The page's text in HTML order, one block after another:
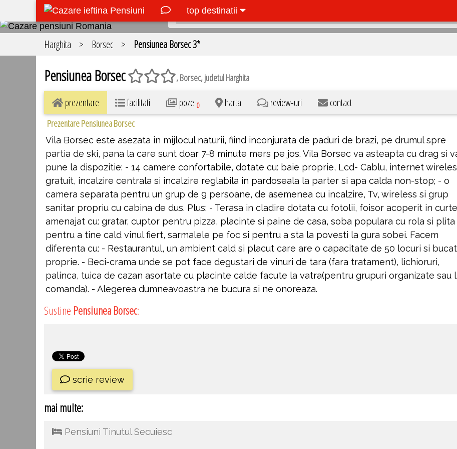
top destinatii
Harghita > Borsec > Pensiunea Borsec 3*
Pensiunea Borsec , Borsec, judetul Harghita
prezentare facilitati poze 0 harta review-uri contact
Prezentare Pensiunea Borsec
Vila Borsec este asezata in mijlocul naturii, fiind inconjurata de paduri de brazi, pe drumul spre
partia de ski, pana la care sunt doar 7-8 minute mers pe jos. Vila Borsec va asteapta cu drag si
pune la dispozitie: - 14 camere confortabile, dotate cu: baie proprie, Lcd- Cablu, internet
gratuit, incalzire centrala si incalzire reglabila in pardoseala la parter si apa calda non-stop; - o
camera separata pentru un grup de 9 persoane, de asemenea cu incalzire, Tv, wireless si grup
sanitar propriu cu cabina de dus. Plus: - Terasa in cladire dotata cu fotolii, foisor acoperit in
amenajat cu: gratar, cuptor pentru pizza, placinte si paine de casa, soba populara cu rola si plita
pentru a tine cald vinul fiert, sarmalele pe foc si pentru a sta la povesti la gura sobei. Facem
diferenta cu: - Restaurantul, un ambient cald si placut care are o capacitate de 50 locuri si
proprie. - Beci-crama unde se pot face degustari de vinuri de tara (fara tratament), lichioruri,
palinca, tuica de cazan asortate cu placinte calde facute la vatra(pentru grupuri organizate sau
comanda). - Alegerea dumneavoastra ne bucura si ne onoreaza.
Sustine Pensiunea Borsec:
scrie review
mai multe:
Pensiuni Tinutul Secuiesc